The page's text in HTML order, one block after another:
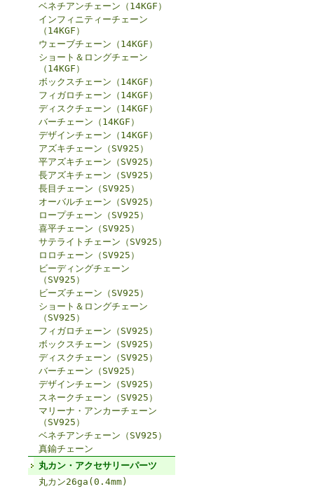
ベネチアンチェーン（14KGF）
インフィニティーチェーン
（14KGF）
ウェーブチェーン（14KGF）
ショート＆ロングチェーン
（14KGF）
ボックスチェーン（14KGF）
フィガロチェーン（14KGF）
ディスクチェーン（14KGF）
バーチェーン（14KGF）
デザインチェーン（14KGF）
アズキチェーン（SV925）
平アズキチェーン（SV925）
長アズキチェーン（SV925）
長目チェーン（SV925）
オーバルチェーン（SV925）
ロープチェーン（SV925）
喜平チェーン（SV925）
サテライトチェーン（SV925）
ロロチェーン（SV925）
ビーディングチェーン
（SV925）
ビーズチェーン（SV925）
ショート＆ロングチェーン
（SV925）
フィガロチェーン（SV925）
ボックスチェーン（SV925）
ディスクチェーン（SV925）
バーチェーン（SV925）
デザインチェーン（SV925）
スネークチェーン（SV925）
マリーナ・アンカーチェーン
（SV925）
ベネチアンチェーン（SV925）
真鍮チェーン
丸カン・アクセサリーパーツ
丸カン26ga(0.4mm)